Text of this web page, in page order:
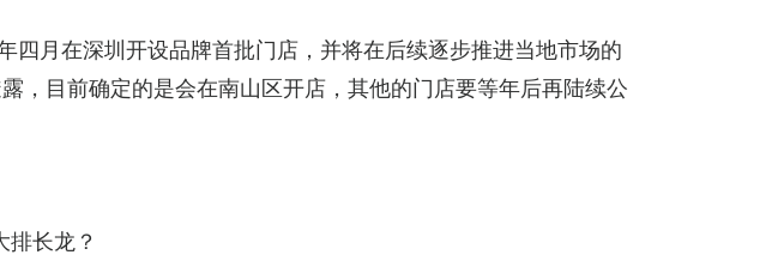
月在深圳开设品牌首批门店，并将在后续逐步推进当地市场的
，目前确定的是会在南山区开店，其他的门店要等年后再陆续公
长龙？